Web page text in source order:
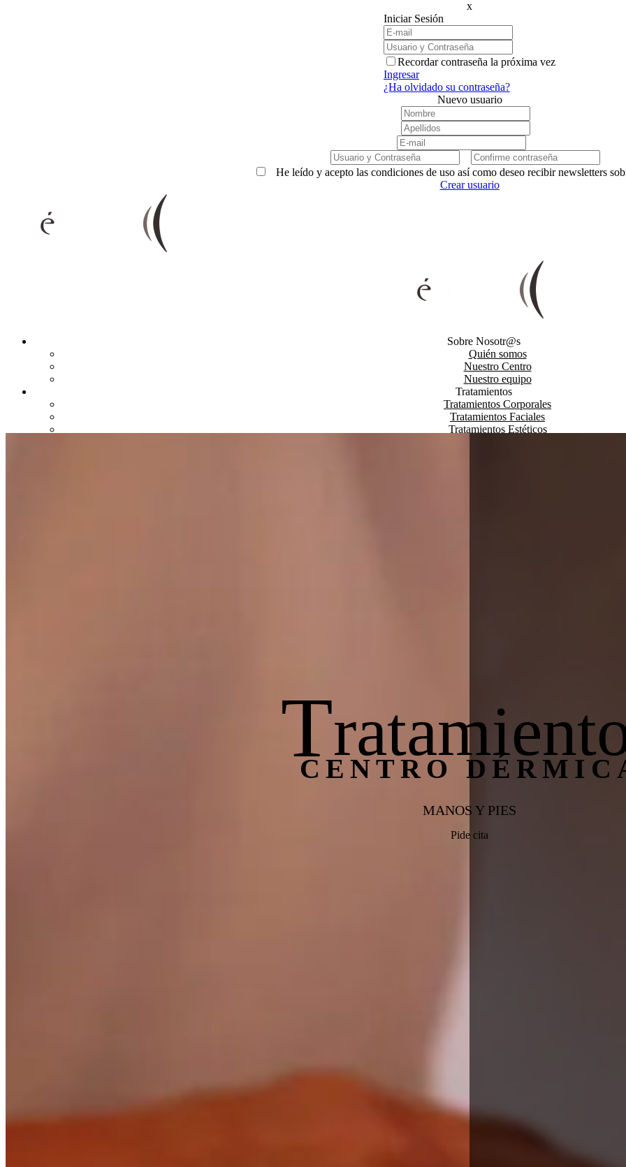
x
Iniciar Sesión
Recordar contraseña la próxima vez
Ingresar
¿Ha olvidado su contraseña?
Nuevo usuario
He leído y acepto las condiciones de uso así como deseo recibir newsletters
Crear usuario
Sobre Nosotr@s
Quién somos
Nuestro Centro
Nuestro equipo
Tratamientos
Tratamientos Corporales
Tratamientos Faciales
Tratamientos Estéticos
T
CENTRO
MANOS Y PIES
Pide cita